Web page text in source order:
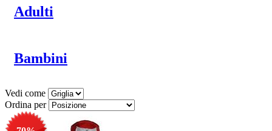
Adulti
Bambini
Vedi come
Ordina per